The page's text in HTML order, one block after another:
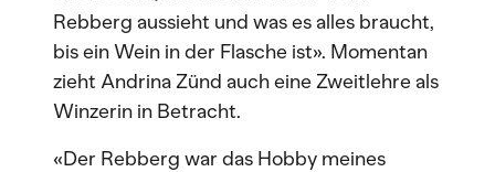
Rebberg aussieht und was es alles braucht,
bis ein Wein in der Flasche ist». Momentan
zieht Andrina Zünd auch eine Zweitlehre als
Winzerin in Betracht.
«Der Rebberg war das Hobby meines